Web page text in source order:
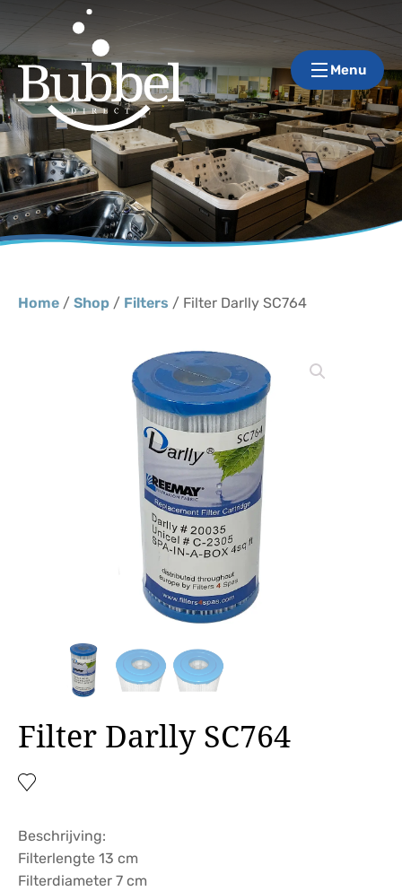
Menu
Home / Shop / Filters / Filter Darlly SC764
Filter Darlly SC764
Beschrijving:
Filterlengte 13 cm
Filterdiameter 7 cm